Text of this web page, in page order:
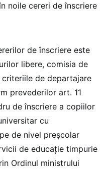
noile cereri de înscriere
de înscriere este
libere, comisia de
de departajare
prevederilor art. 11
de înscriere a copiilor
cu
de nivel preșcolar
de educație timpurie
Ordinul ministrului